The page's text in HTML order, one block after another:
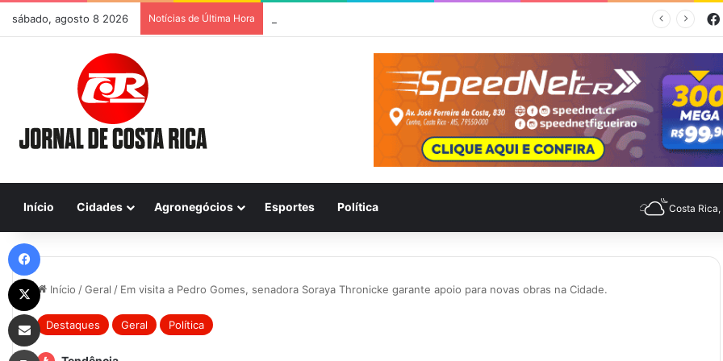
sábado, agosto 8 2026 Notícias de Última Hora
Início Cidades Agronegócios Esportes Política Costa Rica,
Início /Geral / Em visita a Pedro Gomes, senadora Soraya Thronicke garante apoio para novas obras na Cidade.
Destaques Geral Política
Compartilhar via e-mail